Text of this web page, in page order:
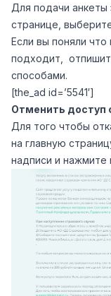
Для подачи анкеты
странице,
Если вы поняли что
подходит,
способами.
[the_ad id=’5541′]
Отменить доступ
Для того чтобы
на главную
надписи и нажмите